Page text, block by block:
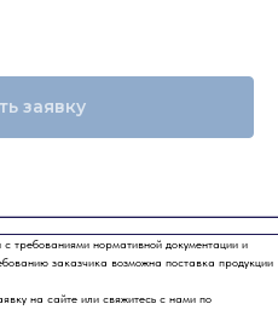
заявку
с требованиями нормативной документации и
заказчика возможна поставка продукции
на сайте или свяжитесь с нами по